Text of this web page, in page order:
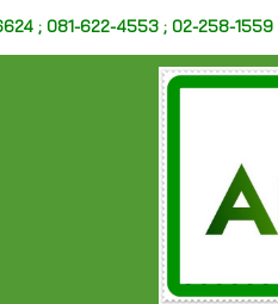
; 081-622-4553 ; 02-258-1559